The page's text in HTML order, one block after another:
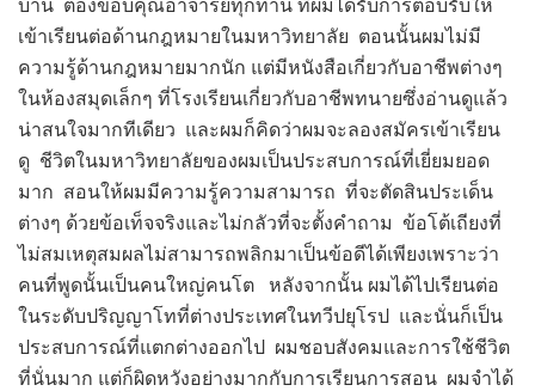
บ้าน ต้องขอบคุณอาจารย์ทุกท่าน ที่ผมได้รับการตอบรับให้
เข้าเรียนต่อด้านกฎหมายในมหาวิทยาลัย ตอนนั้นผมไม่มี
ความรู้ด้านกฎหมายมากนัก แต่มีหนังสือเกี่ยวกับอาชีพต่างๆ
ในห้องสมุดเล็กๆ ที่โรงเรียนเกี่ยวกับอาชีพทนายซึ่งอ่านดูแล้ว
น่าสนใจมากทีเดียว และผมก็คิดว่าผมจะลองสมัครเข้าเรียน
ดู ชีวิตในมหาวิทยาลัยของผมเป็นประสบการณ์ที่เยี่ยมยอด
มาก สอนให้ผมมีความรู้ความสามารถ ที่จะตัดสินประเด็น
ต่างๆ ด้วยข้อเท็จจริงและไม่กลัวที่จะตั้งคำถาม ข้อโต้เถียงที่
ไม่สมเหตุสมผลไม่สามารถพลิกมาเป็นข้อดีได้เพียงเพราะว่า
คนที่พูดนั้นเป็นคนใหญ่คนโต หลังจากนั้น ผมได้ไปเรียนต่อ
ในระดับปริญญาโทที่ต่างประเทศในทวีปยุโรป และนั่นก็เป็น
ประสบการณ์ที่แตกต่างออกไป ผมชอบสังคมและการใช้ชีวิต
ที่นั่นมาก แต่ก็ผิดหวังอย่างมากกับการเรียนการสอน ผมจำได้